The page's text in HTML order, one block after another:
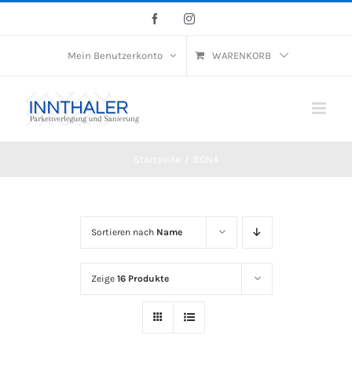
FacebookInstagram
Mein Benutzerkonto WARENKORB
Sortieren nach Name
Zeige 16 Produkte